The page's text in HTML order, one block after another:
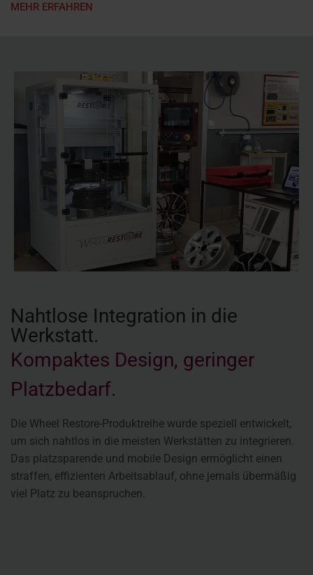
MEHR ERFAHREN
Nahtlose Integration in die
Werkstatt.
Kompaktes Design, geringer
Platzbedarf.
Die Wheel Restore-Produktreihe wurde speziell entwickelt,
um sich nahtlos in die meisten Werkstätten zu integrieren.
Das platzsparende und mobile Design ermöglicht einen
straffen, effizienten Arbeitsablauf, ohne jemals übermäßig
viel Platz zu beanspruchen.